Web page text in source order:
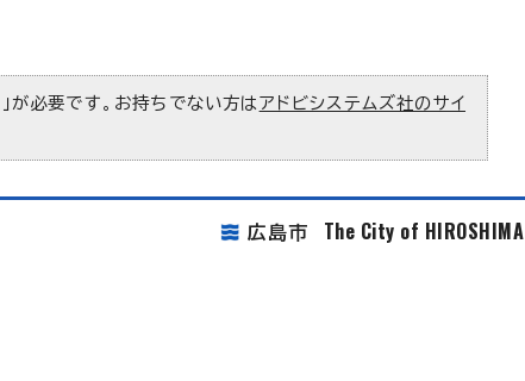
が必要です。お持ちでない方は アドビシステムズ社のサイ
広島市 The City of HIROSHIMA